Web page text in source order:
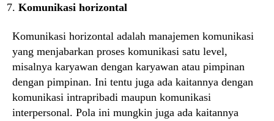
Komunikasi horizontal
Komunikasi horizontal adalah manajemen komunikasi
yang menjabarkan proses komunikasi satu level,
misalnya karyawan dengan karyawan atau pimpinan
dengan pimpinan. Ini tentu juga ada kaitannya dengan
komunikasi intrapribadi maupun komunikasi
interpersonal. Pola ini mungkin juga ada kaitannya